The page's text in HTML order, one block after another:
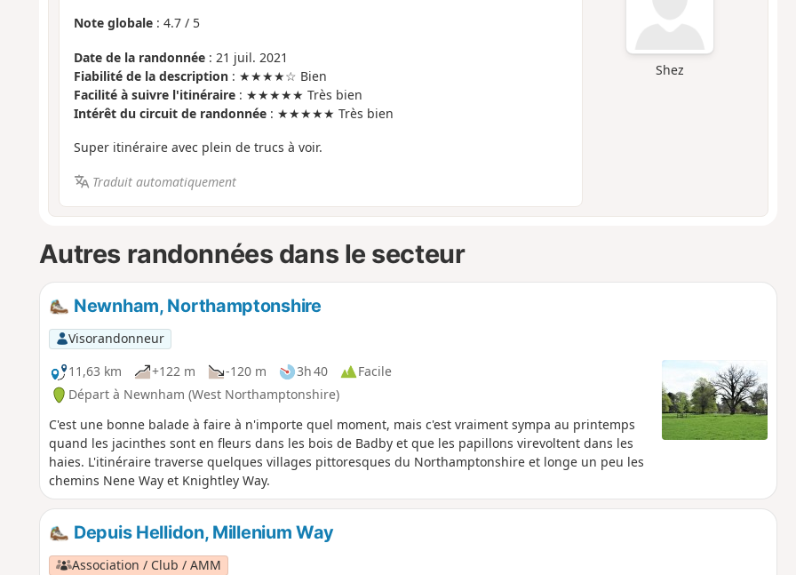
Shez
Note globale: 4.7/ 5
Date de la randonnée: 21 juil. 2021
Fiabilité de la description: ★★★★☆ Bien
Facilité à suivre l'itinéraire: ★★★★★ Très bien
Intérêt du circuit de randonnée: ★★★★★ Très bien
Super itinéraire avec plein de trucs à voir.
Traduit automatiquement
Autres randonnées dans le secteur
Newnham, Northamptonshire
Visorandonneur
11,63 km
+122 m -120 m 3h 40
Facile
Départ à Newnham (West Northamptonshire)
C'est une bonne balade à faire à n'importe quel moment, mais c'est vraiment sympa au printemps
quand les jacinthes sont en fleurs dans les bois de Badby et que les papillons virevoltent dans les
haies. L'itinéraire traverse quelques villages pittoresques du Northamptonshire et longe un peu les
chemins Nene Way et Knightley Way.
Depuis Hellidon, Millenium Way
Association / Club / AMM